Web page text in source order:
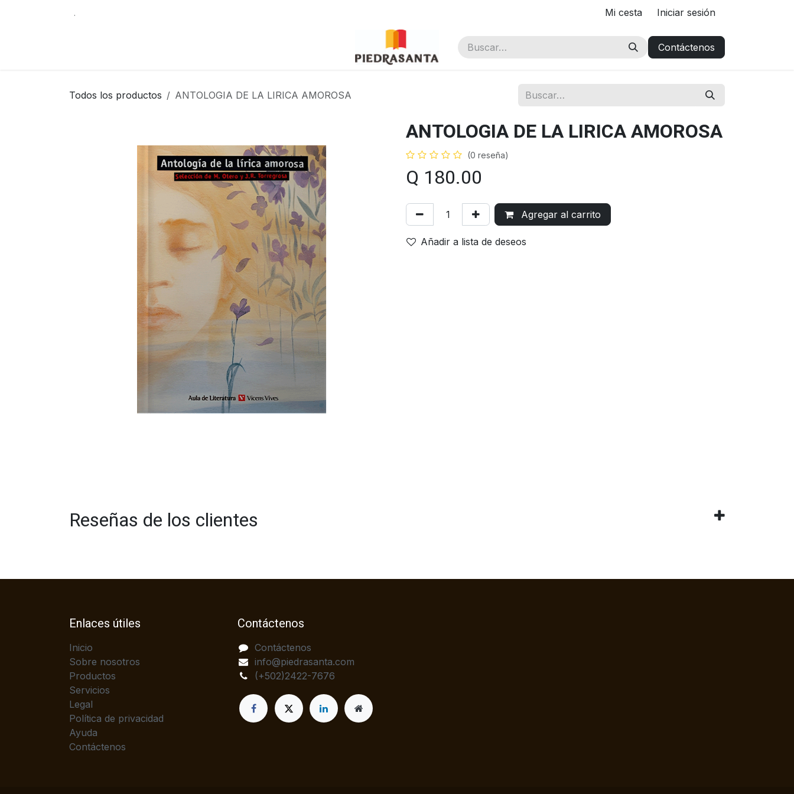
. Mi cesta Iniciar sesión
Contáctenos
Todos los productos ANTOLOGIA DE LA LIRICA AMOROSA
ANTOLOGIA DE LA LIRICA AMOROSA
(0 reseña)
Q 180.00
Agregar al carrito
Añadir a lista de deseos
Reseñas de los clientes
Enlaces útiles
Inicio
Sobre nosotros
Productos
Servicios
Legal
Política de privacidad
Ayuda
Contáctenos
Contáctenos
Contáctenos
info@piedrasanta.com
(+502)2422-7676